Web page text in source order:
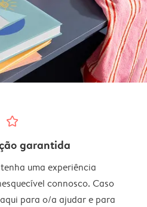
star_outline
garantida
uma experiência
connosco. Caso
para o/a ajudar e para